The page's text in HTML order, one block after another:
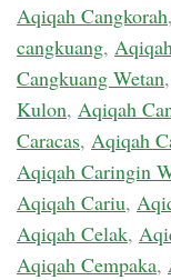
Aqiqah Cangkorah,
cangkuang,
Cangkuang Wetan,
Kulon, Aqiqah
Caracas, Aqiqah
Aqiqah Caringin
Aqiqah Cariu,
Aqiqah Celak,
Aqiqah Cempaka,